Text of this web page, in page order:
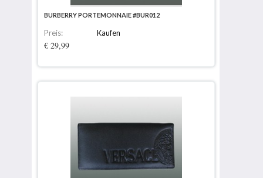
BURBERRY PORTEMONNAIE #BUR012
Preis:
€ 29,99
Kaufen